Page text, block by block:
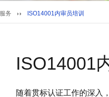
务 ISO14001内审员培训
ISO14001
随着贯标认证工作的深入